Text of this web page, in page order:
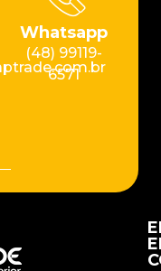
Whatsapp
(48) 99119-
6571